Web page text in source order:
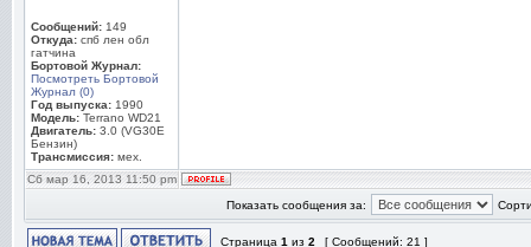
Сообщений: 149
Откуда: спб лен обл
гатчина
Бортовой Журнал:
Посмотреть Бортовой
Журнал (0)
Год выпуска: 1990
Модель: Terrano WD21
Двигатель: 3.0 (VG30E
Бензин)
Трансмиссия: мех.
Сб мар 16, 2013 11:50 pm
Показать сообщения за:
Страница 1 из 2 [ Сообщений: 21 ]